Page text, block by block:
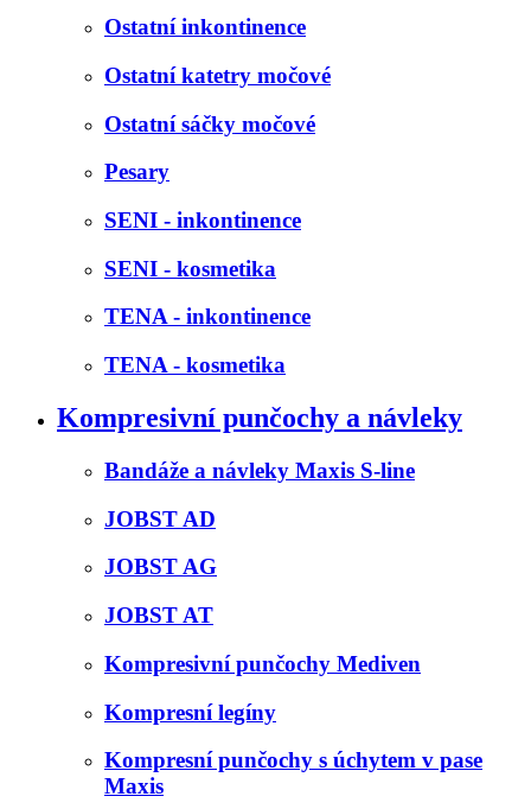
Ostatní inkontinence
Ostatní katetry močové
Ostatní sáčky močové
Pesary
SENI - inkontinence
SENI - kosmetika
TENA - inkontinence
TENA - kosmetika
Kompresivní punčochy a návleky
Bandáže a návleky Maxis S-line
JOBST AD
JOBST AG
JOBST AT
Kompresivní punčochy Mediven
Kompresní legíny
Kompresní punčochy s úchytem v pase
Maxis